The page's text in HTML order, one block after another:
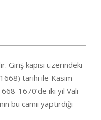
Giriş kapısı üzerindeki
tarihi ile Kasım
1670’de iki yıl Vali
bu camii yaptırdığı